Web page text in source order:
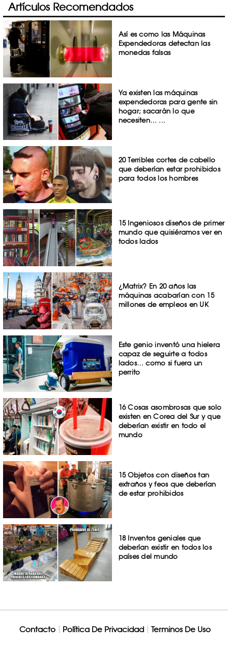
Artículos Recomendados
Así es como las Máquinas
Expendedoras detectan las
monedas falsas
Ya existen las máquinas
expendedoras para gente sin
hogar; sacarán lo que
necesiten… ...
20 Terribles cortes de cabello
que deberían estar prohibidos
para todos los hombres
15 Ingeniosos diseños de primer
mundo que quisiéramos ver en
todos lados
¿Matrix? En 20 años las
máquinas acabarían con 15
millones de empleos en UK
Este genio inventó una hielera
capaz de seguirte a todos
lados… como si fuera un
perrito
16 Cosas asombrosas que solo
existen en Corea del Sur y que
deberían existir en todo el
mundo
15 Objetos con diseños tan
extraños y feos que deberían
de estar prohibidos
18 Inventos geniales que
deberían existir en todos los
países del mundo
Contacto Política De Privacidad Terminos De Uso